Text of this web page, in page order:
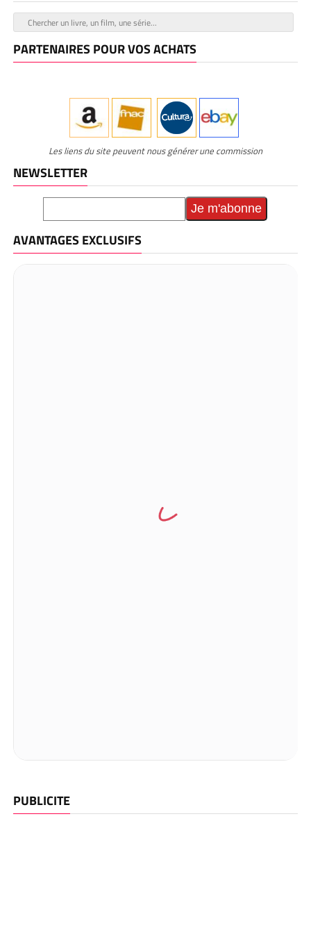
PARTENAIRES POUR VOS ACHATS
Les liens du site peuvent nous générer une commission
NEWSLETTER
AVANTAGES EXCLUSIFS
PUBLICITE